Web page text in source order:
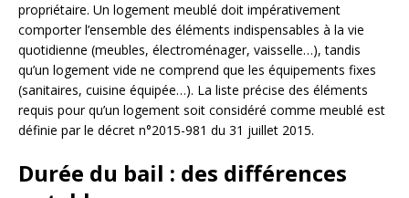
propriétaire. Un logement meublé doit impérativement
comporter l’ensemble des éléments indispensables à la vie
quotidienne (meubles, électroménager, vaisselle…), tandis
qu’un logement vide ne comprend que les équipements fixes
(sanitaires, cuisine équipée…). La liste précise des éléments
requis pour qu’un logement soit considéré comme meublé est
définie par le décret n°2015-981 du 31 juillet 2015.
Durée du bail : des différences